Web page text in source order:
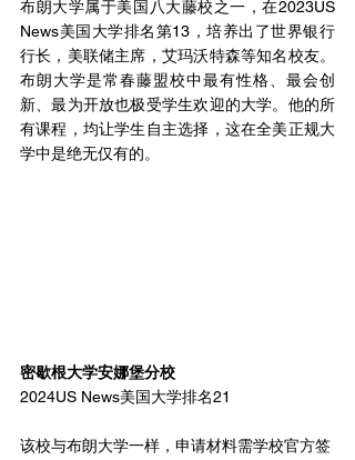
布朗大学属于美国八大藤校之一，在2023US
News美国大学排名第13，培养出了世界银行
行长，美联储主席，艾玛沃特森等知名校友。
布朗大学是常春藤盟校中最有性格、最会创
新、最为开放也极受学生欢迎的大学。他的所
有课程，均让学生自主选择，这在全美正规大
学中是绝无仅有的。
密歇根大学安娜堡分校
2024US News美国大学排名21
该校与布朗大学一样，申请材料需学校官方签